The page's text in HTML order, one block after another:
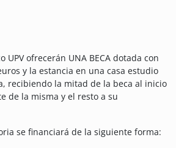
UPV ofrecerán UNA BECA dotada con
y la estancia en una casa estudio
recibiendo la mitad de la beca al inicio
de la misma y el resto a su
se financiará de la siguiente forma: